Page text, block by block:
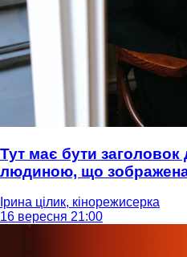
Тут має бути заголовок
людиною, що
Ірина цілик, кінорежисерка
16 вересня 21:00